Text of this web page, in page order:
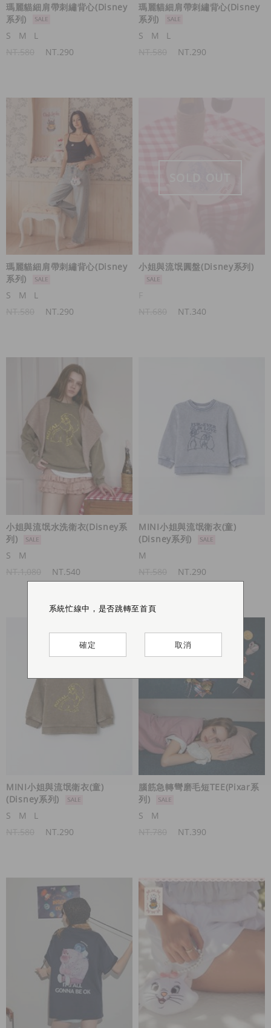
瑪麗貓細肩帶刺繡背心(Disney
系列)
S
M
L
NT.290
瑪麗貓細肩帶刺繡背心(Disney
系列)
S
M
L
NT.290
瑪麗貓細肩帶刺繡背心(Disney
系列)
S
M
L
NT.290
小姐與流氓圓盤(Disney系列)
NT.340
小姐與流氓水洗衛衣(Disney系
列)
S
M
NT.540
MINI小姐與流氓衛衣(童)
(Disney系列)
M
NT.290
MINI小姐與流氓衛衣(童)
(Disney系列)
S
M
L
NT.290
腦筋急轉彎磨毛短TEE(Pixar系
列)
S
M
NT.390
系統忙線中，是否跳轉至首頁
確定 取消
系統忙線中，是否跳轉至首頁
確定 取消
系統忙線中，是否跳轉至首頁
確定 取消
系統忙線中，是否跳轉至首頁
確定 取消